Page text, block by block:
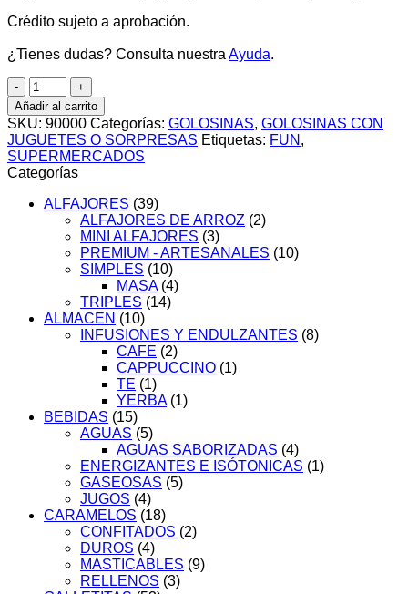
Crédito sujeto a aprobación.
¿Tienes dudas? Consulta nuestraAyuda.
C/U
JIRAFA
X
6U
cantidad
Añadir al carrito
SKU: 90000 Categorías: GOLOSINAS, GOLOSINAS CON
JUGUETES O SORPRESAS Etiquetas: FUN ,
SUPERMERCADOS
Categorías
ALFAJORES (39)
ALFAJORES DE ARROZ (2)
MINI ALFAJORES (3)
PREMIUM - ARTESANALES (10)
SIMPLES (10)
MASA (4)
TRIPLES (14)
ALMACEN (10)
INFUSIONES Y ENDULZANTES (8)
CAFE (2)
CAPPUCCINO (1)
TE (1)
YERBA (1)
BEBIDAS (15)
AGUAS (5)
AGUAS SABORIZADAS (4)
ENERGIZANTES E ISÓTONICAS (1)
GASEOSAS (5)
JUGOS (4)
CARAMELOS (18)
CONFITADOS (2)
DUROS (4)
MASTICABLES (9)
RELLENOS (3)